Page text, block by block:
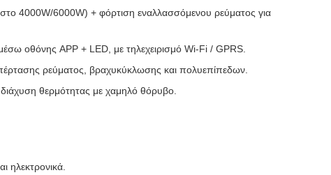
4000W/6000W) + φόρτιση εναλλασσόμενου ρεύματος για
οθόνης APP + LED, με τηλεχειρισμό Wi-Fi / GPRS.
ρεύματος, βραχυκύκλωσης και πολυεπίπεδων.
θερμότητας με χαμηλό θόρυβο.
ηλεκτρονικά.